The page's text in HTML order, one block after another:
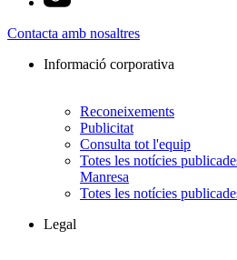
Contacta amb nosaltres
Informació corporativa
Reconeixements
Publicitat
Consulta tot l'equip
Totes les notícies
Manresa
Totes les notícies
Legal